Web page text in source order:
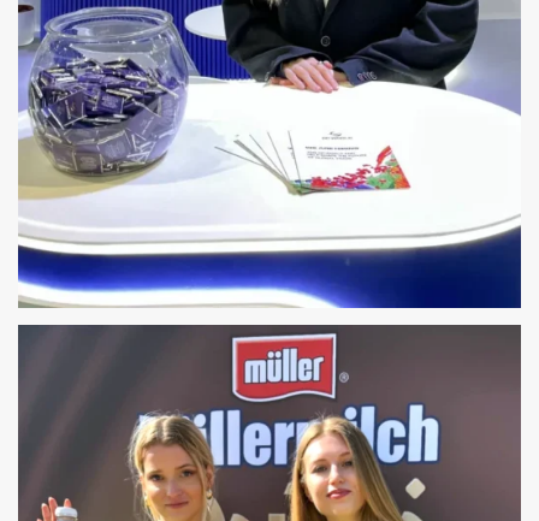
HOSTESSY TARGI TRANSLOGISTICA
POLAND